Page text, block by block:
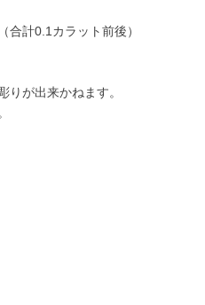
合計0.1カラット前後）
が出来かねます。